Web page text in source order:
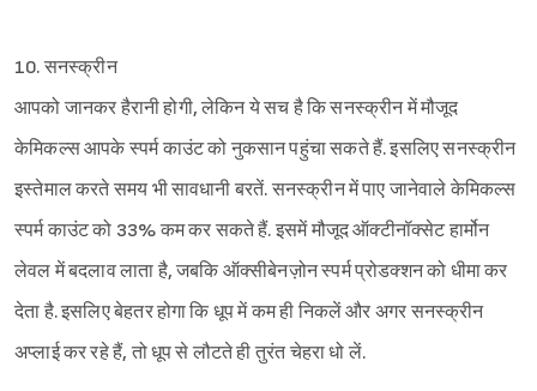
10. सनस्क्रीन
आपको जानकर हैरानी होगी, लेकिन ये सच है कि सनस्क्रीन में मौजूद
केमिकल्स आपके स्पर्म काउंट को नुकसान पहुंचा सकते हैं. इसलिए सनस्क्रीन
इस्तेमाल करते समय भी सावधानी बरतें. सनस्क्रीन में पाए जानेवाले केमिकल्स
स्पर्म काउंट को 33% कम कर सकते हैं. इसमें मौजूद ऑक्टीनॉक्सेट हार्मोन
लेवल में बदलाव लाता है, जबकि ऑक्सीबेनज़ोन स्पर्म प्रोडक्शन को धीमा कर
देता है. इसलिए बेहतर होगा कि धूप में कम ही निकलें और अगर सनस्क्रीन
अप्लाई कर रहे हैं, तो धूप से लौटते ही तुरंत चेहरा धो लें.